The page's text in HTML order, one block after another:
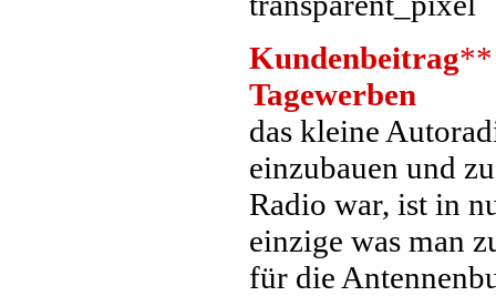
Kundenbeitrag**
Tagewerben
das kleine
einzubauen und
Radio war, ist in
einzige was man
für die